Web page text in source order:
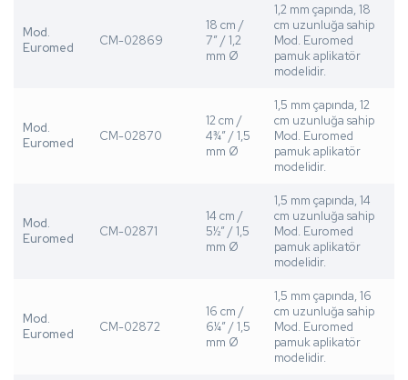
Mod.
Euromed
CM-02869
18 cm /
7” / 1,2
mm Ø
1,2 mm çapında, 18
cm uzunluğa sahip
Mod. Euromed
pamuk aplikatör
modelidir.
Mod.
Euromed
CM-02870
12 cm /
4¾” / 1,5
mm Ø
1,5 mm çapında, 12
cm uzunluğa sahip
Mod. Euromed
pamuk aplikatör
modelidir.
Mod.
Euromed
CM-02871
14 cm /
5½” / 1,5
mm Ø
1,5 mm çapında, 14
cm uzunluğa sahip
Mod. Euromed
pamuk aplikatör
modelidir.
Mod.
Euromed
CM-02872
16 cm /
6¼” / 1,5
mm Ø
1,5 mm çapında, 16
cm uzunluğa sahip
Mod. Euromed
pamuk aplikatör
modelidir.